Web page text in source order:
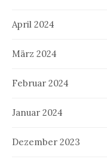
April 2024
März 2024
Februar 2024
Januar 2024
Dezember 2023